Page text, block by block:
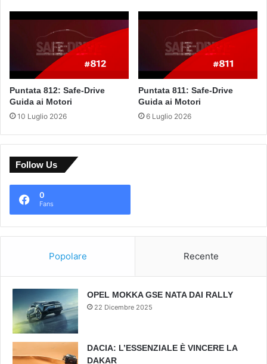
Puntata 812: Safe-Drive
Guida ai Motori
10 Luglio 2026
Puntata 811: Safe-Drive
Guida ai Motori
6 Luglio 2026
Follow Us
0
Fans
Popolare Recente
OPEL MOKKA GSE NATA DAI RALLY
22 Dicembre 2025
DACIA: L’ESSENZIALE È VINCERE LA
DAKAR